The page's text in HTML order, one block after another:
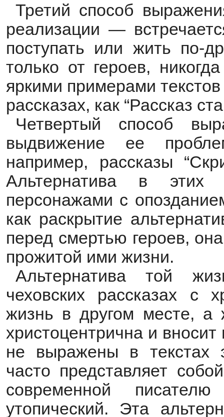
Третий способ
реализации —
поступать или жить по-
только от героев,
яркими примерами
рассказах, как “Рассказ
Четвертый способ
выдвижение ее
например, рассказы
Альтернатива в этих
персонажами с
как раскрытие
перед смертью героев,
прожитой ими жизни.
Альтернатива той
чеховских рассказах с
жизнь в другом месте, а
христоцентрична и
не выражены в текстах
часто представляет
современной
утопический. Эта